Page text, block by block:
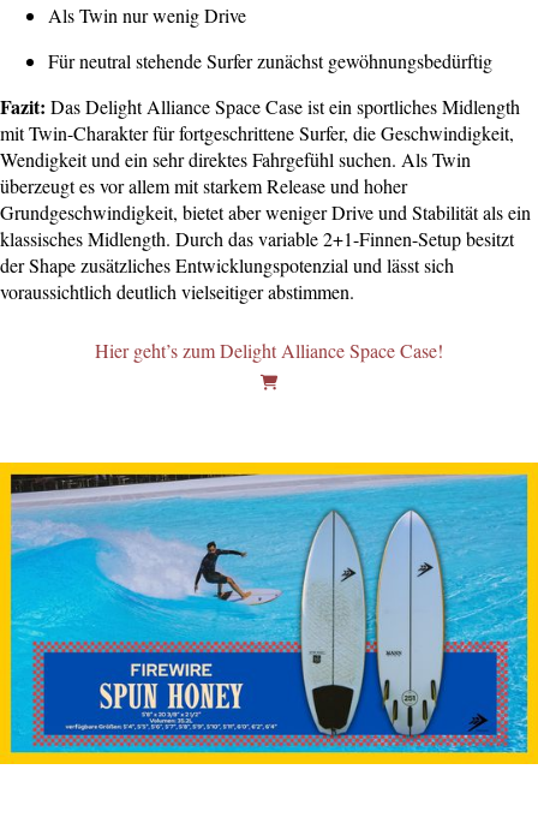
Als Twin nur wenig Drive
Für neutral stehende Surfer zunächst gewöhnungsbedürftig
Fazit: Das Delight Alliance Space Case ist ein sportliches Midlength
mit Twin-Charakter für fortgeschrittene Surfer, die Geschwindigkeit,
Wendigkeit und ein sehr direktes Fahrgefühl suchen. Als Twin
überzeugt es vor allem mit starkem Release und hoher
Grundgeschwindigkeit, bietet aber weniger Drive und Stabilität als ein
klassisches Midlength. Durch das variable 2+1-Finnen-Setup besitzt
der Shape zusätzliches Entwicklungspotenzial und lässt sich
voraussichtlich deutlich vielseitiger abstimmen.
Hier geht’s zum Delight Alliance Space Case!